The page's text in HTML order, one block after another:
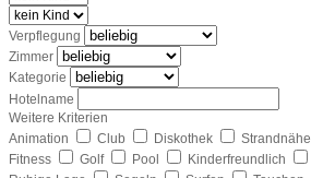
Verpflegung
Zimmer
Kategorie
Hotelname
Weitere Kriterien
Animation
Club Diskothek Strandnähe
Fitness
Golf Pool Kinderfreundlich